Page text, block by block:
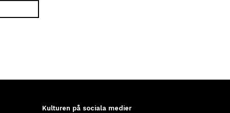
Kulturen på sociala medier